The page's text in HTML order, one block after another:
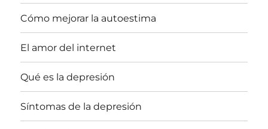
Cómo mejorar la autoestima
El amor del internet
Qué es la depresión
Síntomas de la depresión